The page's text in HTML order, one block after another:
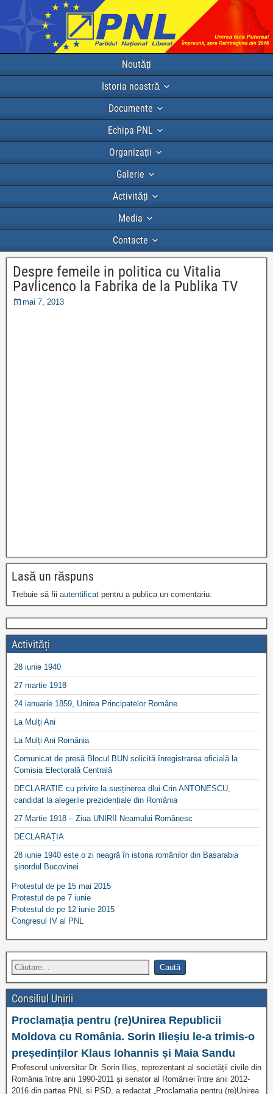
Noutăți
Istoria noastră
Documente
Echipa PNL
Organizații
Galerie
Activități
Media
Contacte
Despre femeile in politica cu Vitalia
Pavlicenco la Fabrika de la Publika TV
mai 7, 2013
Lasă un răspuns
Trebuie să fii autentificat pentru a publica un comentariu.
Activități
28 iunie 1940
27 martie 1918
24 ianuarie 1859, Unirea Principatelor Române
La Mulți Ani
La Mulți Ani România
Comunicat de presă Blocul BUN solicită înregistrarea oficială la
Comisia Electorală Centrală
DECLARATIE cu privire la susținerea dlui Crin ANTONESCU,
candidat la alegerile prezidențiale din România
27 Martie 1918 – Ziua UNIRII Neamului Românesc
DECLARAȚIA
28 iunie 1940 este o zi neagră în istoria românilor din Basarabia
şinordul Bucovinei
Protestul de pe 15 mai 2015
Protestul de pe 7 iunie
Protestul de pe 12 iunie 2015
Congresul IV al PNL
Consiliul Unirii
Proclamația pentru (re)Unirea Republicii
Moldova cu România. Sorin Ilieșiu le-a trimis-o
președinților Klaus Iohannis și Maia Sandu
Profesorul universitar Dr. Sorin Ilieș, reprezentant al societății civile din
România între anii 1990-2011 și senator al României între anii 2012-
2016 din partea PNL și PSD, a redactat „Proclamația pentru (re)Unirea